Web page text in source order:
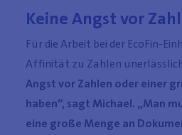
Keine Angst vor
Für die Arbeit bei der EcoFin-
Affinität zu Zahlen
Angst vor Zahlen oder einer
haben“, sagt Michael. „Man
eine große Menge an